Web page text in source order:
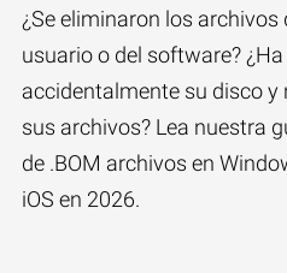
¿Se eliminaron los archivos
usuario o del software?
accidentalmente su disco y
sus archivos? Lea nuestra
de .BOM archivos en
iOS en 2026.